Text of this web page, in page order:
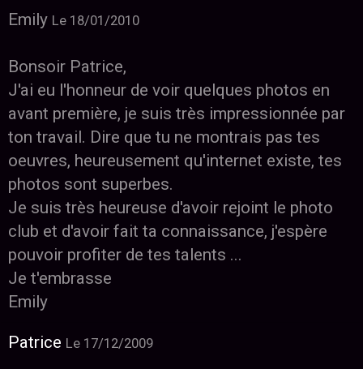
Emily Le 18/01/2010
Bonsoir Patrice,
J'ai eu l'honneur de voir quelques photos en
avant première, je suis très impressionnée par
ton travail. Dire que tu ne montrais pas tes
oeuvres, heureusement qu'internet existe, tes
photos sont superbes.
Je suis très heureuse d'avoir rejoint le photo
club et d'avoir fait ta connaissance, j'espère
pouvoir profiter de tes talents ...
Je t'embrasse
Emily
Patrice Le 17/12/2009